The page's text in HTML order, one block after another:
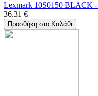
Lexmark 10S0150 BLACK -
36.31 €
Προσθήκη στο Καλάθι